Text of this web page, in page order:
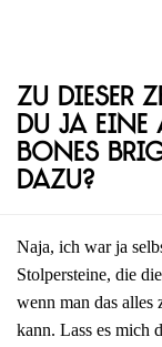
Zu dieser
du ja eine
Bones
dazu?
Naja, ich war ja
Stolpersteine, die
wenn man das alles
kann. Lass es mich